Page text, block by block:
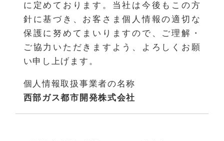
に定めております。当社は今後もこの方
針に基づき、お客さま個人情報の適切な
保護に努めてまいりますので、ご理解・
ご協力いただきますよう、よろしくお願
い申し上げます。
個人情報取扱事業者の名称
西部ガス都市開発株式会社